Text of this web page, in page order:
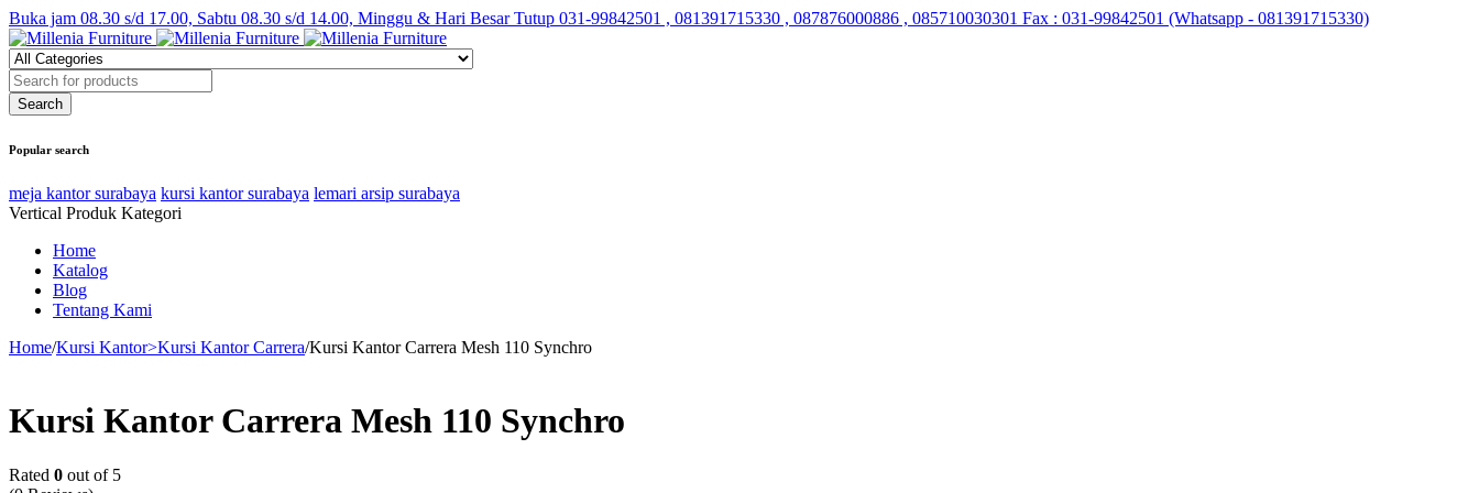
Buka jam 08.30 s/d 17.00, Sabtu 08.30 s/d 14.00, Minggu & Hari Besar Tutup 031-99842501 , 081391715330 , 087876000886 , 085710030301 Fax : 031-99842501 (Whatsapp - 081391715330)
Popular search
meja kantor surabaya kursi kantor surabaya lemari arsip surabaya
Vertical Produk Kategori
Home
Katalog
Blog
Tentang Kami
Home/Kursi Kantor>Kursi Kantor Carrera/Kursi Kantor Carrera Mesh 110 Synchro
Kursi Kantor Carrera Mesh 110 Synchro
Rated 0 out of 5